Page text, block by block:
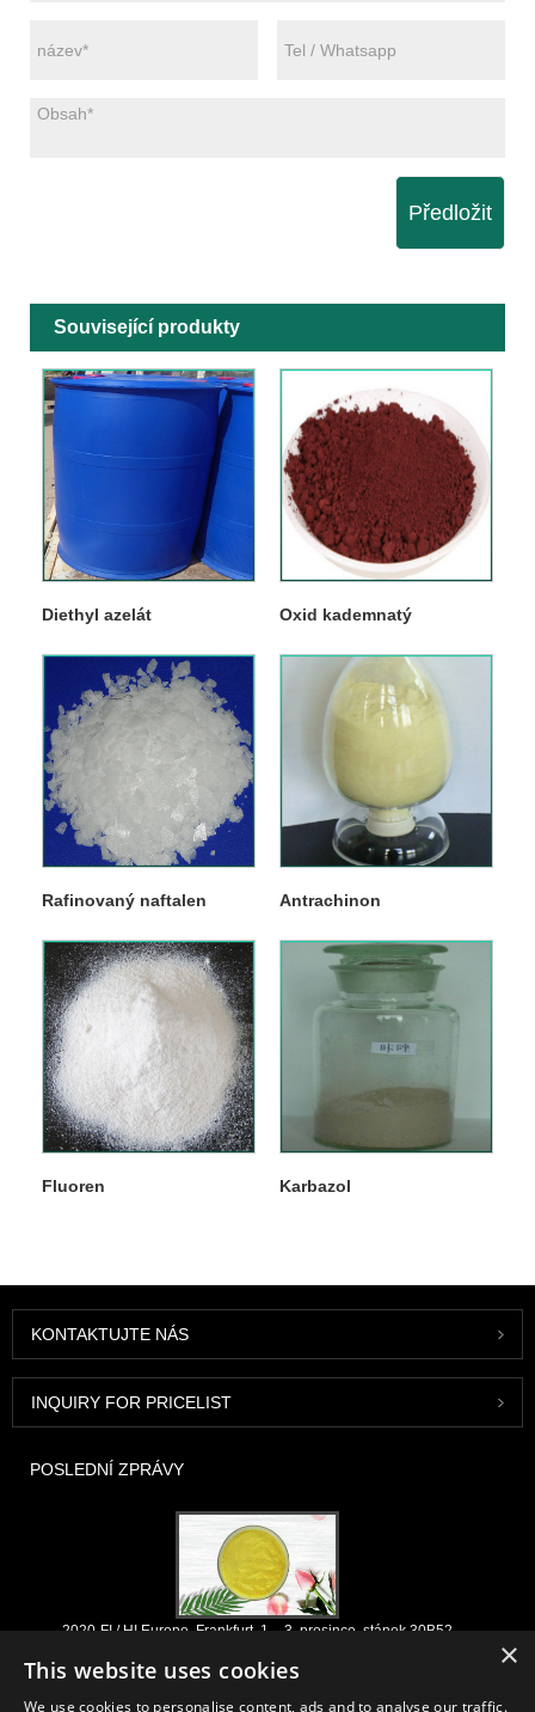
Předložit
Související produkty
Diethyl azelát Oxid kademnatý
Rafinovaný naftalen Antrachinon
Fluoren Karbazol
KONTAKTUJTE NÁS
INQUIRY FOR PRICELIST
POSLEDNÍ ZPRÁVY
2020-FI / HI Europe, Frankfurt, 1. - 3. prosince, stánek 30B52
2021/03/30
Vyvíjíme, prodáváme a distribuujeme základní přísady a produkty pro
×
This website uses cookies
We use cookies to personalise content, ads and to analyse our traffic.